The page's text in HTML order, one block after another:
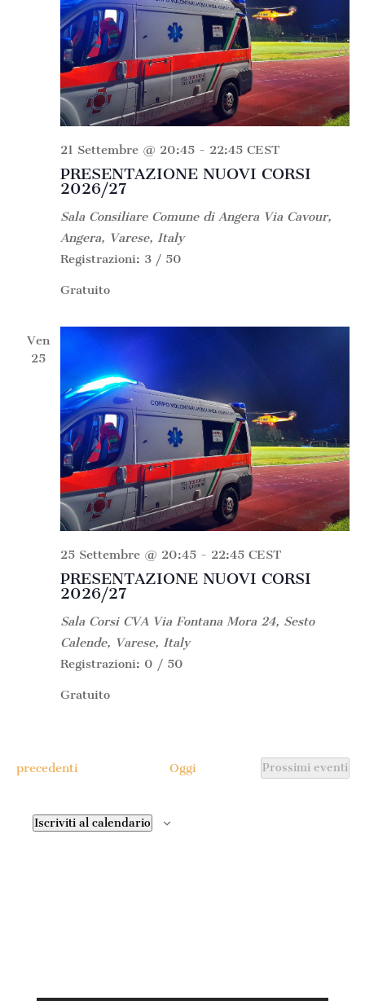
PRESENTAZIONE NUOVI CORSI
2026/27
21 Settembre @ 20:45- 22:45 CEST
Sala Consiliare Comune di Angera Via Cavour,
Angera, Varese, Italy
Registrazioni: 3 / 50
Gratuito
Ven
25
PRESENTAZIONE NUOVI CORSI
2026/27
25 Settembre @ 20:45- 22:45 CEST
Sala Corsi CVA Via Fontana Mora 24, Sesto
Calende, Varese, Italy
Registrazioni: 0 / 50
Gratuito
Eventi
precedenti Oggi Prossimi eventi
Iscriviti al calendario